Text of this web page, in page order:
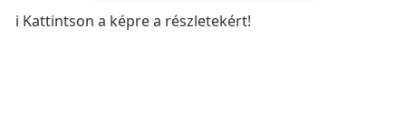
ℹ️ Kattintson a képre a részletekért!